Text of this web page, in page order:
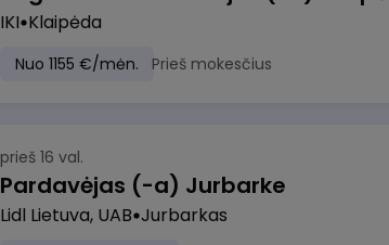
IKI Klaipėda
Nuo 1155 €/mėn. Prieš mokesčius
prieš 16 val.
Pardavėjas (-a) Jurbarke
Lidl Lietuva, UAB Jurbarkas